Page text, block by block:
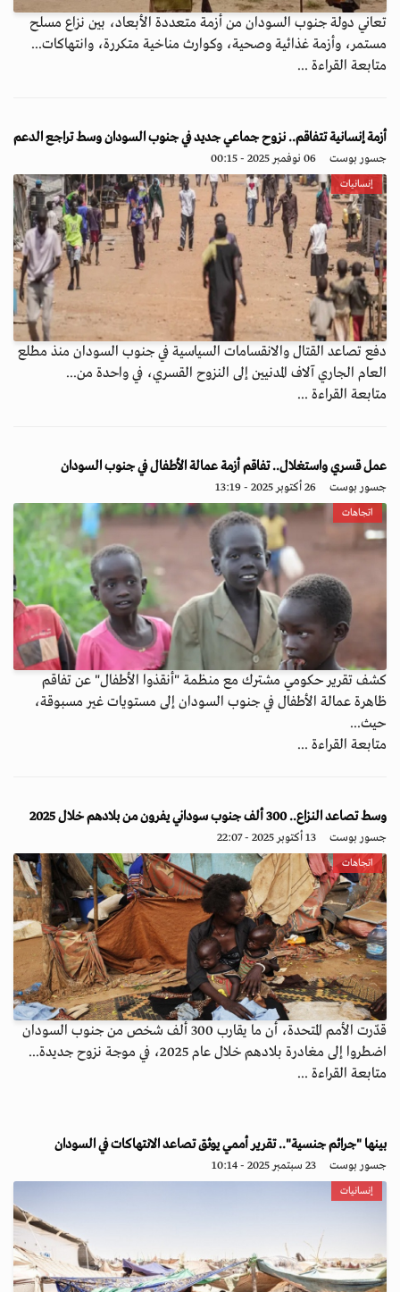
تعاني دولة جنوب السودان من أزمة متعددة الأبعاد، بين نزاع مسلح
مستمر، وأزمة غذائية وصحية، وكوارث مناخية متكررة، وانتهاكات...
متابعة القراءة ...
أزمة إنسانية تتفاقم.. نزوح جماعي جديد في جنوب السودان وسط تراجع الدعم
جسور بوست 06 نوفمبر 2025 - 00:15
إنسانيات
دفع تصاعد القتال والانقسامات السياسية في جنوب السودان منذ مطلع
العام الجاري آلاف المدنيين إلى النزوح القسري، في واحدة من...
متابعة القراءة ...
عمل قسري واستغلال.. تفاقم أزمة عمالة الأطفال في جنوب السودان
جسور بوست 26 أكتوبر 2025 - 13:19
اتجاهات
كشف تقرير حكومي مشترك مع منظمة "أنقذوا الأطفال" عن تفاقم
ظاهرة عمالة الأطفال في جنوب السودان إلى مستويات غير مسبوقة،
حيث...
متابعة القراءة ...
وسط تصاعد النزاع.. 300 ألف جنوب سوداني يفرون من بلادهم خلال 2025
جسور بوست 13 أكتوبر 2025 - 22:07
اتجاهات
قدّرت الأمم المتحدة، أن ما يقارب 300 ألف شخص من جنوب السودان
اضطروا إلى مغادرة بلادهم خلال عام 2025، في موجة نزوح جديدة...
متابعة القراءة ...
بينها "جرائم جنسية".. تقرير أممي يوثق تصاعد الانتهاكات في السودان
جسور بوست 23 سبتمبر 2025 - 10:14
إنسانيات